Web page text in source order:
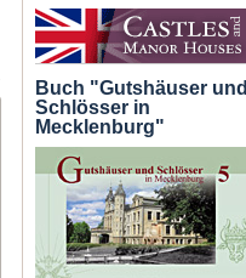
Buch "Gutshäuser und
Schlösser in
Mecklenburg"